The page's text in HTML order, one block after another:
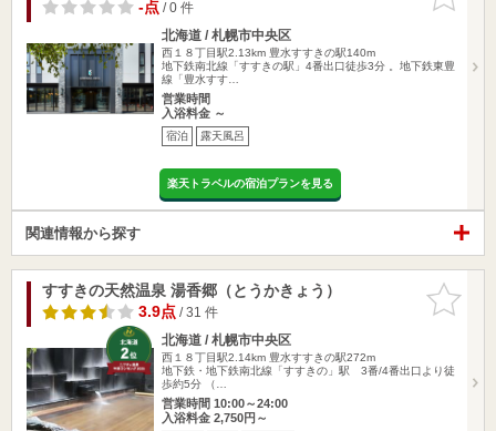
-点/ 0 件
北海道 / 札幌市中央区
西１８丁目駅2.13km 豊水すすきの駅140m
地下鉄南北線「すすきの駅」4番出口徒歩3分 。地下鉄東豊
線「豊水すす…
営業時間
入浴料金 ～
宿泊 露天風呂
楽天トラベルの宿泊プランを見る
関連情報から探す
お気に入
りに追加
すすきの天然温泉 湯香郷（とうかきょう）
3.9点/ 31 件
北海道 / 札幌市中央区
西１８丁目駅2.14km 豊水すすきの駅272m
地下鉄・地下鉄南北線「すすきの」駅 3番/4番出口より徒
歩約5分 （…
営業時間 10:00～24:00
入浴料金 2,750円～